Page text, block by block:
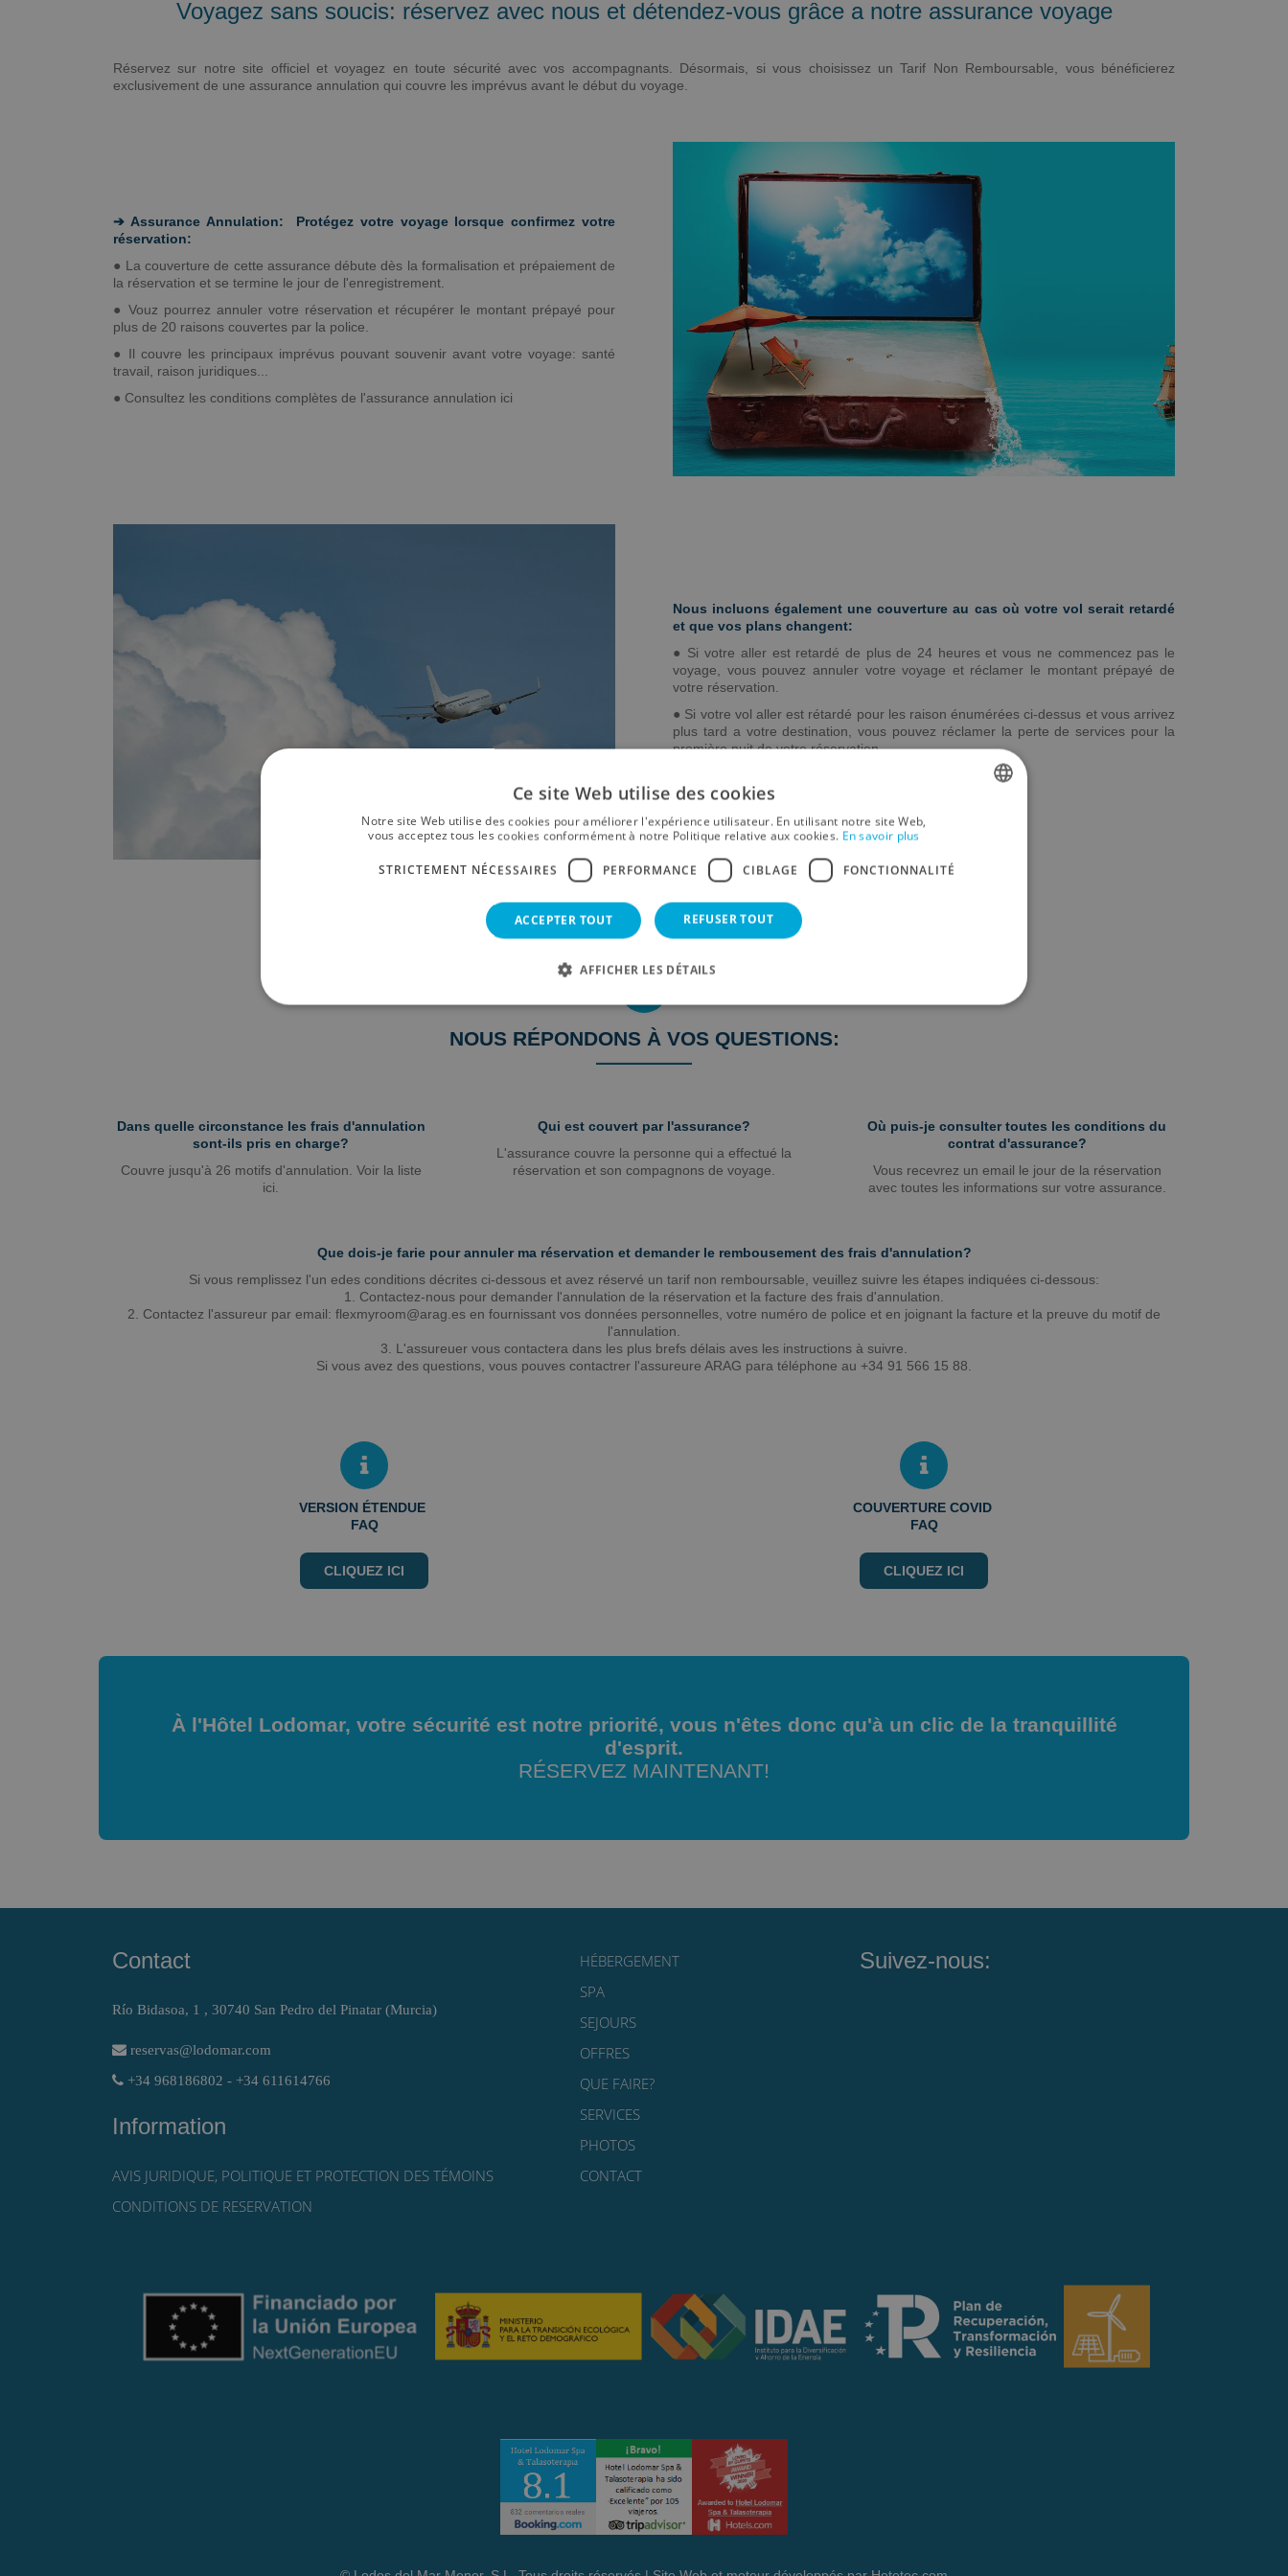
Voyagez sans soucis: réservez avec nous et détendez-vous grâce a notre assurance voyage
Réservez sur notre site officiel et voyagez en toute sécurité avec vos accompagnants. Désormais, si vous choisissez un Tarif Non Remboursable, vous bénéficierez
exclusivement de une assurance annulation qui couvre les imprévus avant le début du voyage.
➔ Assurance Annulation: Protégez votre voyage lorsque confirmez votre
réservation:
● La couverture de cette assurance débute dès la formalisation et prépaiement de
la réservation et se termine le jour de l'enregistrement.
● Vouz pourrez annuler votre réservation et récupérer le montant prépayé pour
plus de 20 raisons couvertes par la police.
● Il couvre les principaux imprévus pouvant souvenir avant votre voyage: santé
travail, raison juridiques...
● Consultez les conditions complètes de l'assurance annulation ici
Nous incluons également une couverture au cas où votre vol serait retardé
et que vos plans changent:
● Si votre aller est retardé de plus de 24 heures et vous ne commencez pas le
voyage, vous pouvez annuler votre voyage et réclamer le montant prépayé de
votre réservation.
● Si votre vol aller est rétardé pour les raison énumérées ci-dessus et vous arrivez
plus tard a votre destination, vous pouvez réclamer la perte de services pour la
première nuit de votre réservation.
NOUS RÉPONDONS À VOS QUESTIONS:
Dans quelle circonstance les frais d'annulation
sont-ils pris en charge?
Couvre jusqu'à 26 motifs d'annulation. Voir la liste
ici.
Qui est couvert par l'assurance?
L'assurance couvre la personne qui a effectué la
réservation et son compagnons de voyage.
Où puis-je consulter toutes les conditions du
contrat d'assurance?
Vous recevrez un email le jour de la réservation
avec toutes les informations sur votre assurance.
Que dois-je farie pour annuler ma réservation et demander le rembousement des frais d'annulation?
Si vous remplissez l'un edes conditions décrites ci-dessous et avez réservé un tarif non remboursable, veuillez suivre les étapes indiquées ci-dessous:
1. Contactez-nous pour demander l'annulation de la réservation et la facture des frais d'annulation.
2. Contactez l'assureur par email: flexmyroom@arag.es en fournissant vos données personnelles, votre numéro de police et en joignant la facture et la preuve du motif de
l'annulation.
3. L'assureuer vous contactera dans les plus brefs délais aves les instructions à suivre.
Si vous avez des questions, vous pouves contactrer l'assureure ARAG para téléphone au +34 91 566 15 88.
VERSION ÉTENDUE
FAQ
CLIQUEZ ICI
COUVERTURE COVID
FAQ
CLIQUEZ ICI
À l'Hôtel Lodomar, votre sécurité est notre priorité, vous n'êtes donc qu'à un clic de la tranquillité
d'esprit.
RÉSERVEZ MAINTENANT!
Contact
Río Bidasoa, 1 , 30740 San Pedro del Pinatar (Murcia)
reservas@lodomar.com
+34 968186802 - +34 611614766
Information
AVIS JURIDIQUE, POLITIQUE ET PROTECTION DES TÉMOINS
CONDITIONS DE RESERVATION
HÉBERGEMENT
SPA
SEJOURS
OFFRES
QUE FAIRE?
SERVICES
PHOTOS
CONTACT
Suivez-nous:
Ce site Web utilise des cookies
Notre site Web utilise des cookies pour améliorer l'expérience utilisateur. En utilisant notre site Web,
vous acceptez tous les cookies conformément à notre Politique relative aux cookies. En savoir plus
STRICTEMENT NÉCESSAIRES PERFORMANCE CIBLAGE FONCTIONNALITÉ
ACCEPTER TOUT REFUSER TOUT
AFFICHER LES DÉTAILS